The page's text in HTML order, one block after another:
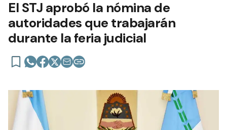
El STJ aprobó la nómina de
autoridades que trabajarán
durante la feria judicial